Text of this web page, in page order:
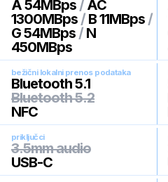
A 54MBps / AC
1300MBps / B 11MBps /
G 54MBps / N
450MBps
bežični lokalni prenos podataka
Bluetooth 5.1
Bluetooth 5.2
NFC
priključci
3.5mm audio
USB-C